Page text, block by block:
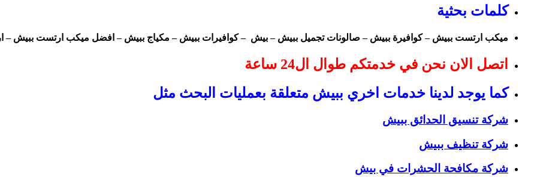
كلمات بحثية
ميكب ارتست ببيش – كوافيرة ببيش – صالونات تجميل ببيش – بيش – كوافيرات ببيش – مكياج ببيش – افضل ميكب ارتست
اتصل الان نحن في خدمتكم طوال ال24 ساعة
كما يوجد لدينا خدمات اخري ببيش متعلقة بعمليات البحث مثل
شركة تنسيق الحدائق ببيش
شركة تنظيف ببيش
شركة مكافحة الحشرات في بيش